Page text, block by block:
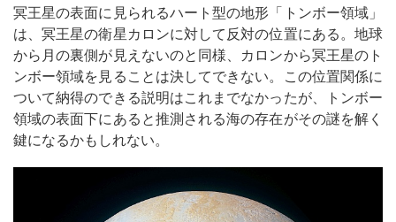
冥王星の表面に見られるハート型の地形「トンボー領域」
は、冥王星の衛星カロンに対して反対の位置にある。地球
から月の裏側が見えないのと同様、カロンから冥王星のト
ンボー領域を見ることは決してできない。この位置関係に
ついて納得のできる説明はこれまでなかったが、トンボー
領域の表面下にあると推測される海の存在がその謎を解く
鍵になるかもしれない。